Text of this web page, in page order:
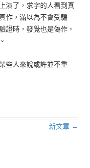
演了，求字的人看到真
作，滿以為不會受騙
證時，發覺也是偽作，
些人來說或許並不重
新文章 →